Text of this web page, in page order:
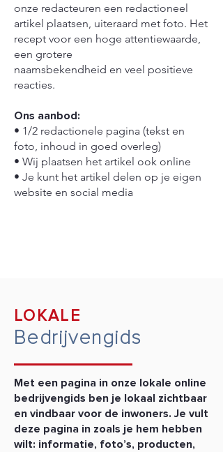
onze redacteuren een redactioneel
artikel plaatsen, uiteraard met foto. Het
recept voor een hoge attentiewaarde,
een grotere
naamsbekendheid en veel positieve
reacties.
Ons aanbod:
• 1/2 redactionele pagina (tekst en
foto, inhoud in goed overleg)
• Wij plaatsen het artikel ook online
• Je kunt het artikel delen op je eigen
website en social media
LOKALE
Bedrijvengids
Met een pagina in onze lokale online
bedrijvengids ben je lokaal zichtbaar
en vindbaar voor de inwoners. Je vult
deze pagina in zoals je hem hebben
wilt: informatie, foto’s, producten,